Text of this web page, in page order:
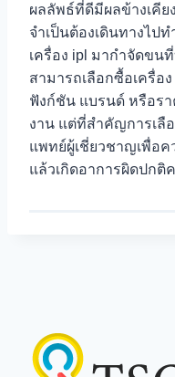
ผลลัพธ์ที่ดีมีผลข้างเคีย
จำเป็นต้องเดินทางไป
เครื่อง ipl มากำจัดขน
สามารถเลือกซื้อเครื่อ
ฟังก์ชัน แบรนด์ หรือร
งาน แต่ที่สำคัญการเลื
แพทย์ผู้เชี่ยวชาญเพื่อค
แล้วเกิดอาการผิดปกติ